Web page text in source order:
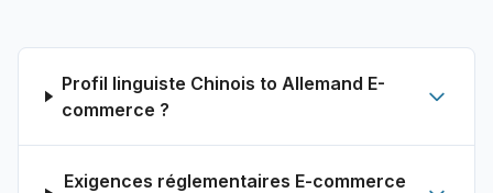
Profil linguiste Chinois to Allemand E-
commerce ?
Exigences réglementaires E-commerce